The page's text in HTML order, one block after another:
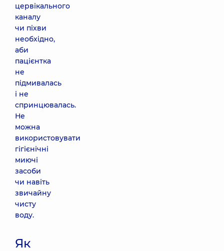
цервікального
каналу
чи піхви
необхідно,
аби
пацієнтка
не
підмивалась
і не
спринцювалась.
Не
можна
використовувати
гігієнічні
миючі
засоби
чи навіть
звичайну
чисту
воду.
Як